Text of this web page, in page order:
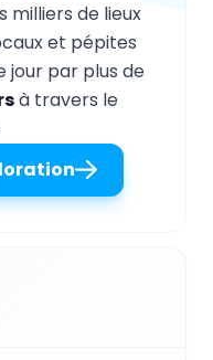
milliers de lieux
et pépites
jour par plus de
à travers le